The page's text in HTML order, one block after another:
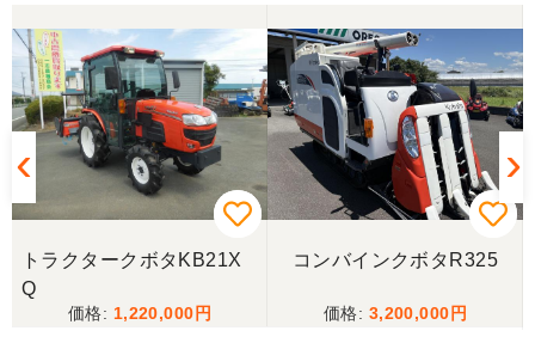
この度はお世話になりました。また、機会があれば
よろしくお願いします。
三重県／ユウスケ
購入から引き取りまでスムーズでした。ありがとう
ございました。
当方の要望に対して、素早く対応していただき感謝
トラクタークボタKB21X
Q
1,220,000
コンバインクボタR325
3,200,000